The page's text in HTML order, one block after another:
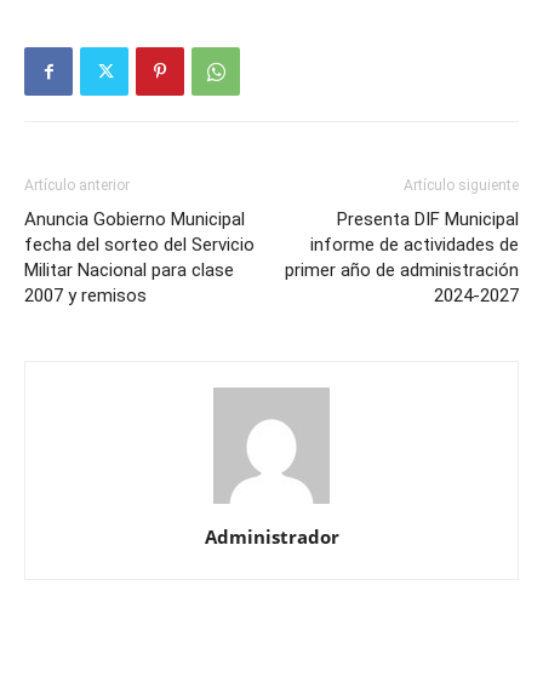
Artículo anterior
Anuncia Gobierno Municipal
fecha del sorteo del Servicio
Militar Nacional para clase
2007 y remisos
Artículo siguiente
Presenta DIF Municipal
informe de actividades de
primer año de administración
2024-2027
Administrador